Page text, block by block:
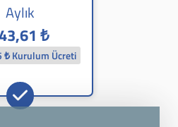
Aylık
₺
₺ Kurulum Ücreti